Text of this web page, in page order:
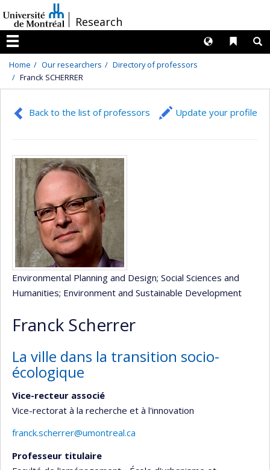
au
contenu
/Research
Menu
Liens
Langues
Home Our researchers
Directory of professors
Franck SCHERRER
Back to the list of professors Update your profile
Environmental Planning and Design; Social Sciences and
Humanities; Environment and Sustainable Development
Franck Scherrer
La ville dans la transition socio-
écologique
Vice-recteur associé
Vice-rectorat à la recherche et à l'innovation
franck.scherrer@umontreal.ca
Professeur titulaire